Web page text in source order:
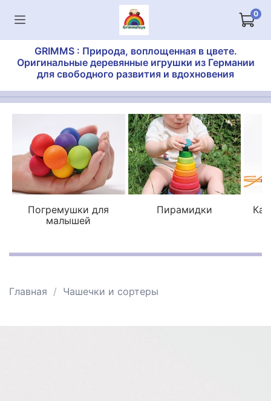
0
GRIMMS : Природа, воплощенная в цвете.
Оригинальные деревянные игрушки из Германии
для свободного развития и вдохновения
Погремушки для
малышей
Пирамидки
Главная Чашечки и сортеры